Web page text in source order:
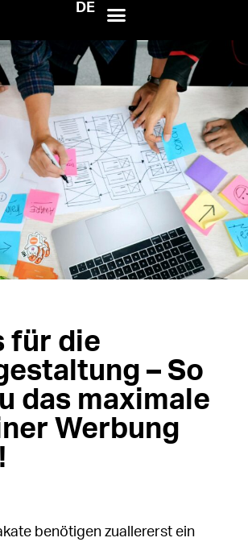
DE
für die
– So
das maximale
Werbung
benötigen zuallererst ein